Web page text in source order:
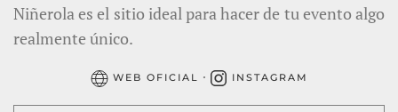
Niñerola es el sitio ideal para hacer de tu evento algo
realmente único.
WEB OFICIAL · INSTAGRAM